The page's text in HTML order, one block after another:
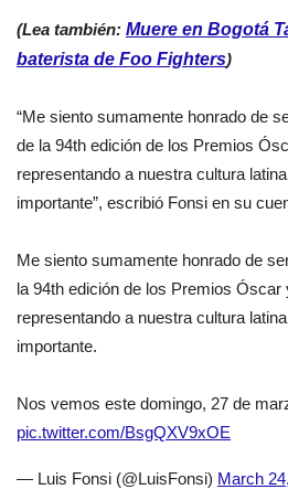
(Lea también: Muere en Bogotá
baterista de Foo Fighters)
“Me siento sumamente honrado de
de la 94th edición de los Premios
representando a nuestra cultura
importante”, escribió Fonsi en su
Me siento sumamente honrado de
la 94th edición de los Premios Óscar
representando a nuestra cultura
importante.
Nos vemos este domingo, 27 de
pic.twitter.com/BsgQXV9xOE
— Luis Fonsi (@LuisFonsi) March